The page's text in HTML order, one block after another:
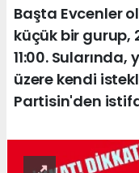
Başta Evcenler
küçük bir gurup,
11:00.
üzere kendi
Partisin'den